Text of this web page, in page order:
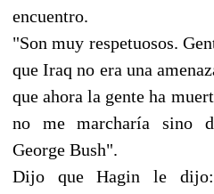
encuentro.
"Son muy respetuosos.
que Iraq no era una
que ahora la gente ha
no me marcharía sino
George Bush".
Dijo que Hagin le